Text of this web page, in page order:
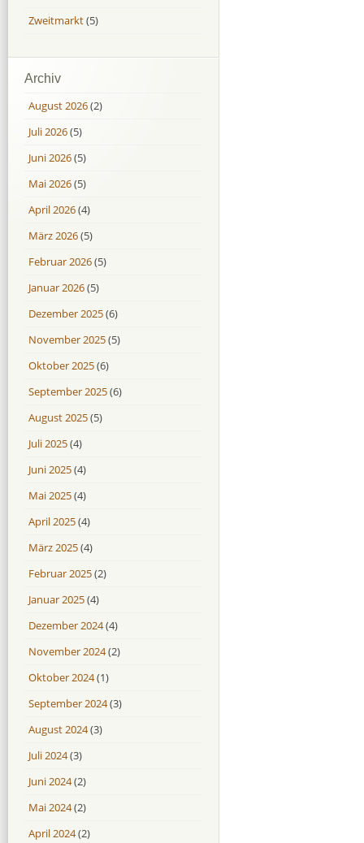
Zweitmarkt(5)
Archiv
August 2026(2)
Juli 2026(5)
Juni 2026(5)
Mai 2026(5)
April 2026(4)
März 2026(5)
Februar 2026(5)
Januar 2026(5)
Dezember 2025(6)
November 2025(5)
Oktober 2025(6)
September 2025(6)
August 2025(5)
Juli 2025(4)
Juni 2025(4)
Mai 2025(4)
April 2025(4)
März 2025(4)
Februar 2025(2)
Januar 2025(4)
Dezember 2024(4)
November 2024(2)
Oktober 2024(1)
September 2024(3)
August 2024(3)
Juli 2024(3)
Juni 2024(2)
Mai 2024(2)
April 2024(2)